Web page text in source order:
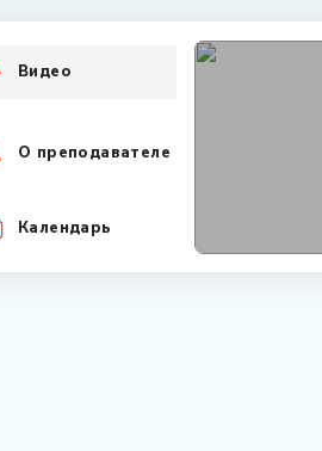
Видео
О преподавателе
Календарь